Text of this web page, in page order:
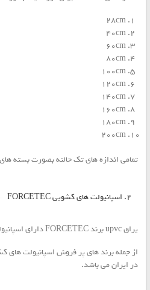
28cm
40cm
60cm
80cm
100cm
120cm
140cm
160cm
180cm
200cm
تمامی اندازه های تک حالته بصورت بسته های ۵۰ تایی می باشند.
۲. اسپانیولت های کشویی FORCETEC
یراق upvc برند FORCETEC دارای اسپانیولت های کشویی هست.
در ایران می باشد.